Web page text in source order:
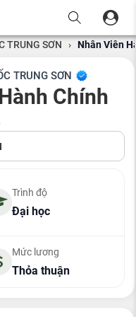
TRUNG SƠN › Nhân Viên
TRUNG SƠN
Chính
Trình độ
Đại học
Mức lương
Thỏa thuận